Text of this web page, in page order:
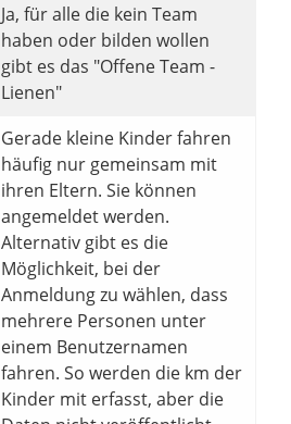
Ja, für alle die kein Team
haben oder bilden wollen
gibt es das "Offene Team -
Lienen"
Gerade kleine Kinder fahren
häufig nur gemeinsam mit
ihren Eltern. Sie können
angemeldet werden.
Alternativ gibt es die
Möglichkeit, bei der
Anmeldung zu wählen, dass
mehrere Personen unter
einem Benutzernamen
fahren. So werden die km der
Kinder mit erfasst, aber die